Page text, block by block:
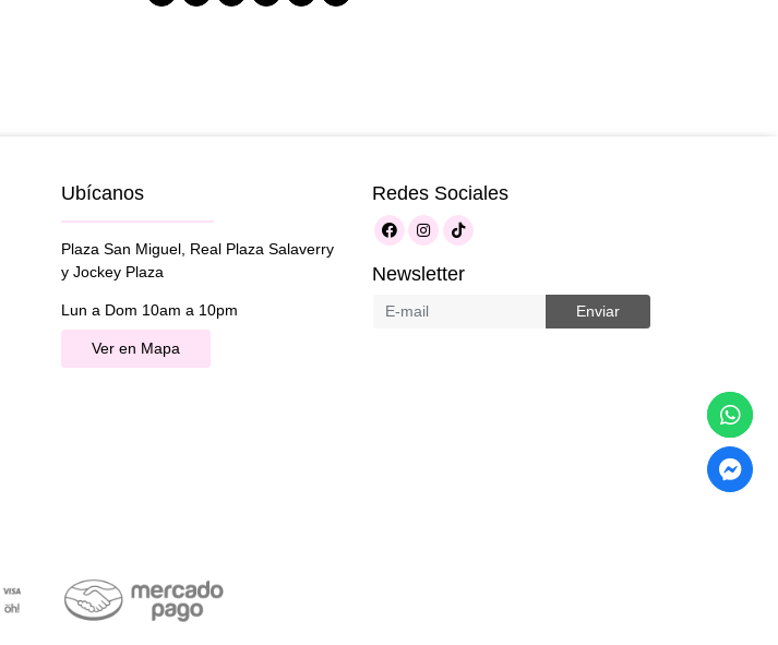
Ubícanos
Plaza San Miguel, Real Plaza Salaverry
y Jockey Plaza
Lun a Dom 10am a 10pm
Ver en Mapa
Redes Sociales
Newsletter
Enviar